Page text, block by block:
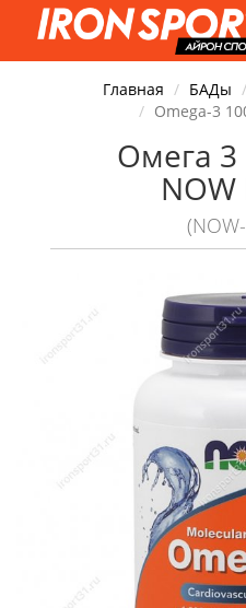
Главная БАДы
Omega-3
Омега 3
NOW